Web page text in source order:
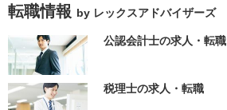
転職情報 by レックスアドバイザーズ
公認会計士の求人・転職
税理士の求人・転職